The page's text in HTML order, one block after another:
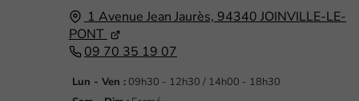
1 Avenue Jean Jaurès, 94340 JOINVILLE-LE-
PONT
09 70 35 19 07
Lun - Ven :09h30 - 12h30 / 14h00 - 18h30